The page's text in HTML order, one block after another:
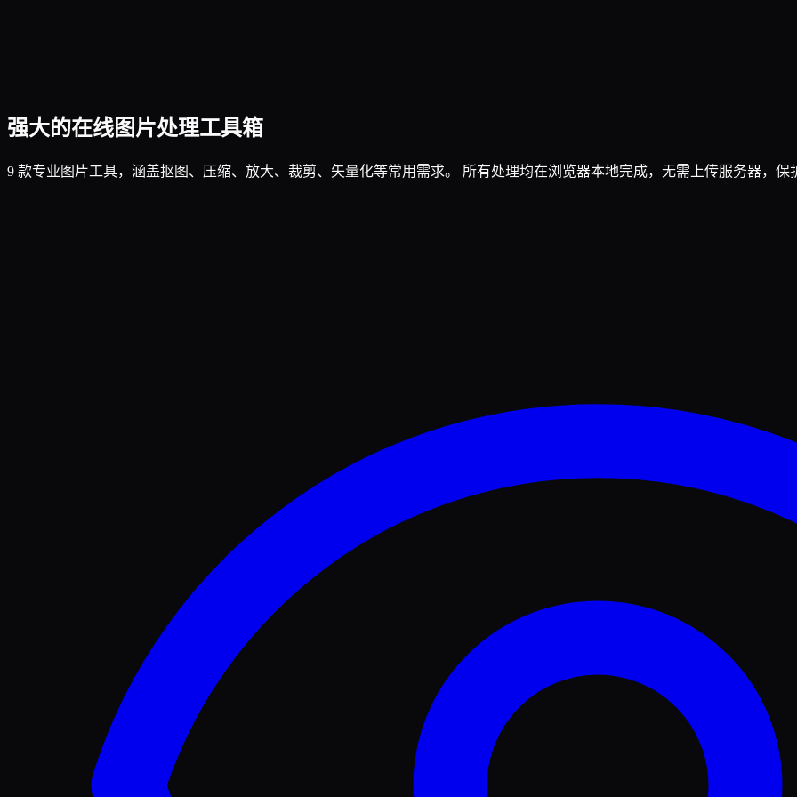
强大的在线图片处理工具箱
9 款专业图片工具，涵盖抠图、压缩、放大、裁剪、矢量化等常用需求。 所有处理均在浏览器本地完成，无需上传服务器，保